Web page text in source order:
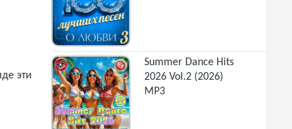
эти
Summer Dance Hits
2026 Vol.2 (2026)
MP3